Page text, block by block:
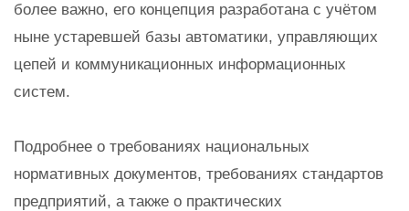
более важно, его концепция разработана с учётом
ныне устаревшей базы автоматики, управляющих
цепей и коммуникационных информационных
систем.
Подробнее о требованиях национальных
нормативных документов, требованиях стандартов
предприятий, а также о практических